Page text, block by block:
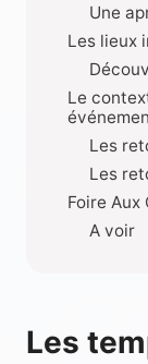
Une
Les lieux
Le
Les
Les
Foire Aux
A voir
Les